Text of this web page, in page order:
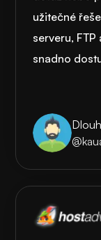
užitečné
serveru,
snadno